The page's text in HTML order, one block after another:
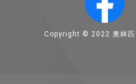
Copyright © 2022 奧林匹